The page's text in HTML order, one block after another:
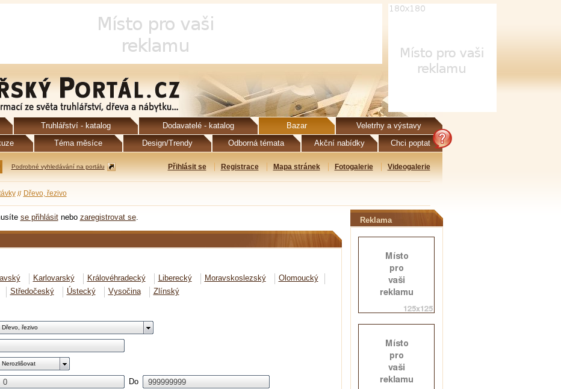
Truhlářství - katalog Dodavatelé - katalog Bazar
Veletrhy a výstavy
Téma měsíce Design/Trendy Odborná témata Akční nabídky Chci poptat
Podrobné vyhledávání na portálu Přihlásit se Registrace Mapa stránek Fotogalerie Videogalerie
Dřevo, řezivo
se přihlásitnebo zaregistrovat se.
Karlovarský Královéhradecký Liberecký Moravskoslezský
Olomoucký
Středočeský Ústecký Vysočina Zlínský
Dřevo, řezivo
Nerozlišovat
Do
Reklama